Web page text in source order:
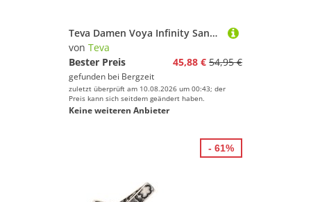
Teva Damen Voya Infinity Sandale
von Teva
Bester Preis
45,88 € 54,95 €
gefunden bei Bergzeit
zuletzt überprüft am 10.08.2026 um 00:43; der
Preis kann sich seitdem geändert haben.
Keine weiteren Anbieter
- 61%